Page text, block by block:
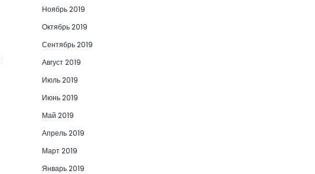
Ноябрь 2019
Октябрь 2019
Сентябрь 2019
Август 2019
Июль 2019
Июнь 2019
Май 2019
Апрель 2019
Март 2019
Январь 2019